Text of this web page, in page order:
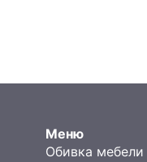
Меню
Обивка мебели